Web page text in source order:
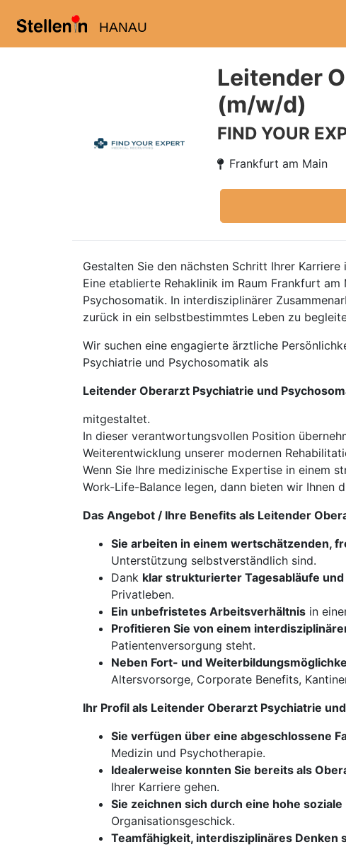
HANAU
Leitender
(m/w/d)
FIND YOUR
Frankfurt am Main
Gestalten Sie den nächsten Schritt Ihrer
Eine etablierte Rehaklinik im Raum Frankfurt
Psychosomatik. In interdisziplinärer
zurück in ein selbstbestimmtes Leben zu
Wir suchen eine engagierte ärztliche
Psychiatrie und Psychosomatik als
Leitender Oberarzt Psychiatrie und
mitgestaltet.
In dieser verantwortungsvollen Position
Weiterentwicklung unserer modernen
Wenn Sie Ihre medizinische Expertise in einem
Work-Life-Balance legen, dann bieten wir Ihnen
Das Angebot / Ihre Benefits als Leitender
Sie arbeiten in einem wertschätzenden,
Unterstützung selbstverständlich sind.
Dank klar strukturierter Tagesabläufe
Privatleben.
Ein unbefristetes Arbeitsverhältnis in
Profitieren Sie von einem
Patientenversorgung steht.
Neben Fort- und
Altersvorsorge, Corporate Benefits,
Ihr Profil als Leitender Oberarzt Psychiatrie
Sie verfügen über eine abgeschlossene
Medizin und Psychotherapie.
Idealerweise konnten Sie bereits als
Ihrer Karriere gehen.
Sie zeichnen sich durch eine hohe
Organisationsgeschick.
Teamfähigkeit, interdisziplinäres Denken